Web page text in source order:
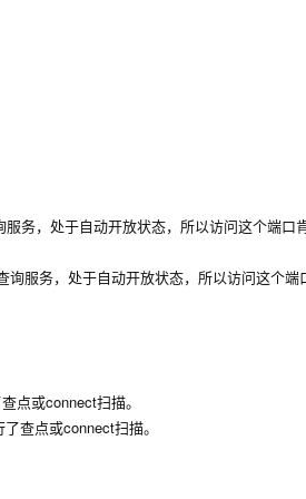
务，处于自动开放状态，所以访问这个端口
点或connect扫描。